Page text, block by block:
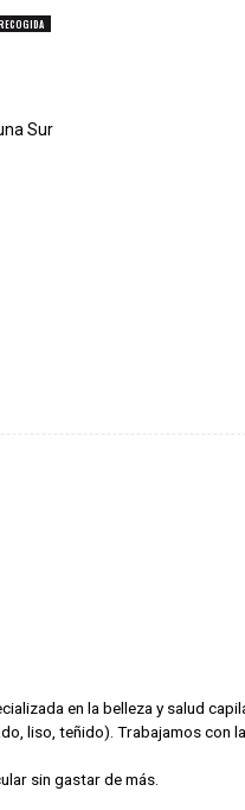
Sur
en la belleza y salud
liso, teñido). Trabajamos con
sin gastar de más.